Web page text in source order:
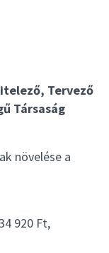
Tervező
Társaság
növelése a
920 Ft,